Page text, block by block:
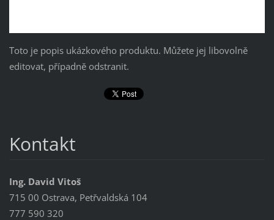
Toto je popis ukázkového produktu. Můžete jej libovolně
editovat, případně odstranit.
Kontakt
Ing. David Vitoš
715 00 Ostrava, Petřvaldská 104
777 590 320